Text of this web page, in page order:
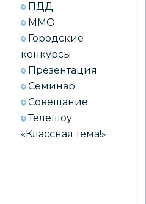
ПДД
ММО
Городские
конкурсы
Презентация
Семинар
Совещание
Телешоу
«Классная тема!»